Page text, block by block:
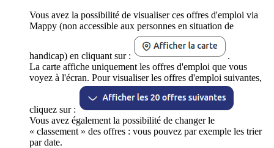
Vous avez la possibilité de visualiser ces offres d'emploi via
Mappy (non accessible aux personnes en situation de
handicap) en cliquant sur :
.
La carte affiche uniquement les offres d'emploi que vous
voyez à l'écran. Pour visualiser les offres d'emploi suivantes,
cliquez sur :
Vous avez également la possibilité de changer le
« classement » des offres : vous pouvez par exemple les trier
par date.